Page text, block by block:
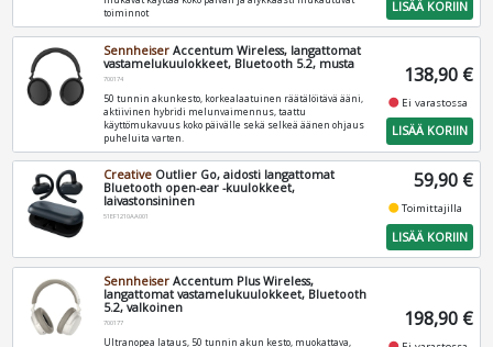
toiminnot
LISÄÄ KORIIN
Sennheiser Accentum Wireless, langattomat
vastamelukuulokkeet, Bluetooth 5.2, musta
700174
50 tunnin akunkesto, korkealaatuinen räätälöitävä ääni,
aktiivinen hybridi melunvaimennus, taattu
käyttömukavuus koko päivälle sekä selkeä äänen ohjaus
puheluita varten.
138,90 €
fiber_manual_record Ei varastossa
LISÄÄ KORIIN
Creative Outlier Go, aidosti langattomat
Bluetooth open-ear -kuulokkeet,
laivastonsininen
51EF1210AA001
59,90 €
fiber_manual_recordToimittajilla
LISÄÄ KORIIN
Sennheiser Accentum Plus Wireless,
langattomat vastamelukuulokkeet, Bluetooth
5.2, valkoinen
700177
Ultranopea lataus, 50 tunnin akun kesto, muokattava,
198,90 €